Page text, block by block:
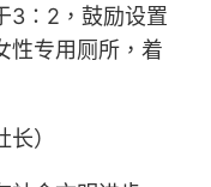
3∶2，鼓励设置
性专用厕所，着
）